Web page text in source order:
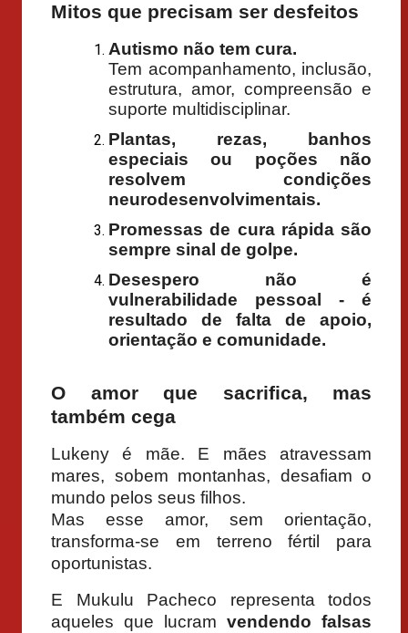
Mitos que precisam ser desfeitos
Autismo não tem cura.
Tem acompanhamento, inclusão,
estrutura, amor, compreensão e
suporte multidisciplinar.
Plantas, rezas, banhos
especiais ou poções não
resolvem condições
neurodesenvolvimentais.
Promessas de cura rápida são
sempre sinal de golpe.
Desespero não é
vulnerabilidade pessoal - é
resultado de falta de apoio,
orientação e comunidade.
O amor que sacrifica, mas
também cega
Lukeny é mãe. E mães atravessam
mares, sobem montanhas, desafiam o
mundo pelos seus filhos.
Mas esse amor, sem orientação,
transforma-se em terreno fértil para
oportunistas.
E Mukulu Pacheco representa todos
aqueles que lucram vendendo falsas